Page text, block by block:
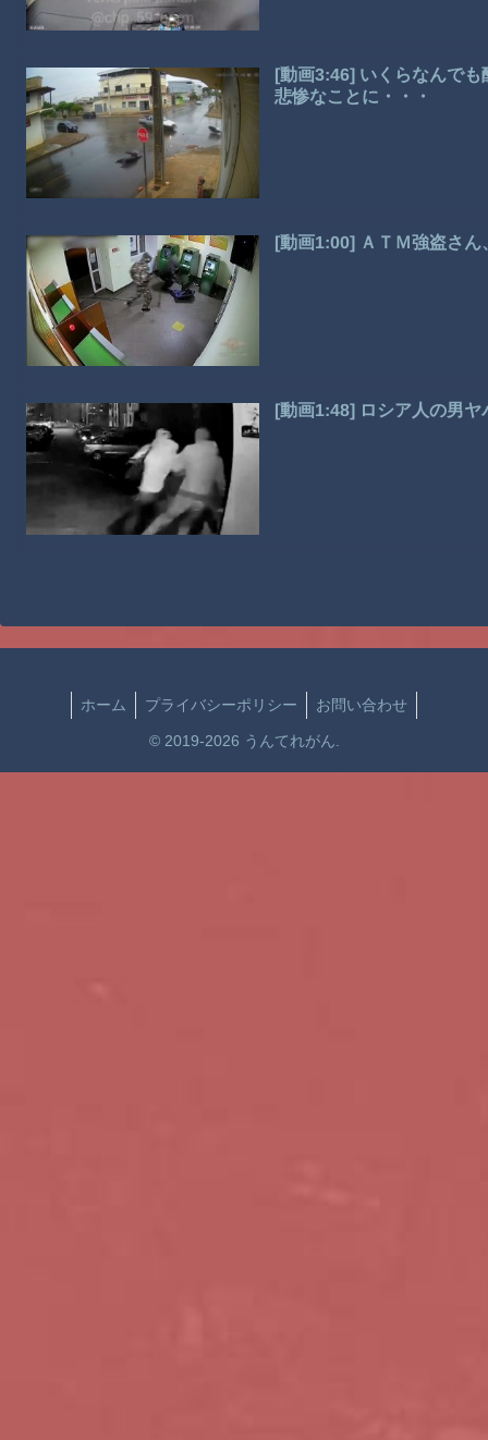
[動画3:46] いくらなんで
悲惨なことに・・・
[動画1:00] ＡＴＭ強盗さ
[動画1:48] ロシア人の男
ホーム プライバシーポリシー お問い合わせ
© 2019-2026 うんてれがん.